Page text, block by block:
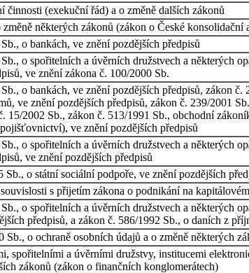
činnosti (exekuční řád) a o změně dalších zákonů
některých zákonů (zákon o České konsolidační
o bankách, ve znění pozdějších předpisů
o spořitelních a úvěrních družstvech a některých
ve znění zákona č. 100/2000 Sb.
o bankách, ve znění pozdějších předpisů, zákon
ve znění pozdějších předpisů, zákon č. 239/2001
15/2002 Sb., zákon č. 513/1991 Sb., obchodní
ve znění pozdějších předpisů
o spořitelních a úvěrních družstvech a některých
ve znění pozdějších předpisů
o státní sociální podpoře, ve znění pozdějších
s přijetím zákona o podnikání na
o spořitelních a úvěrních družstvech a některých
předpisů, a zákon č. 586/1992 Sb., o daních z
o ochraně osobních údajů a o změně některých
spořitelními a úvěrními družstvy, institucemi
zákonů (zákon o finančních konglomerátech)